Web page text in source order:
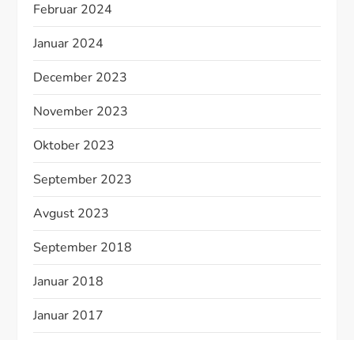
Februar 2024
Januar 2024
December 2023
November 2023
Oktober 2023
September 2023
Avgust 2023
September 2018
Januar 2018
Januar 2017